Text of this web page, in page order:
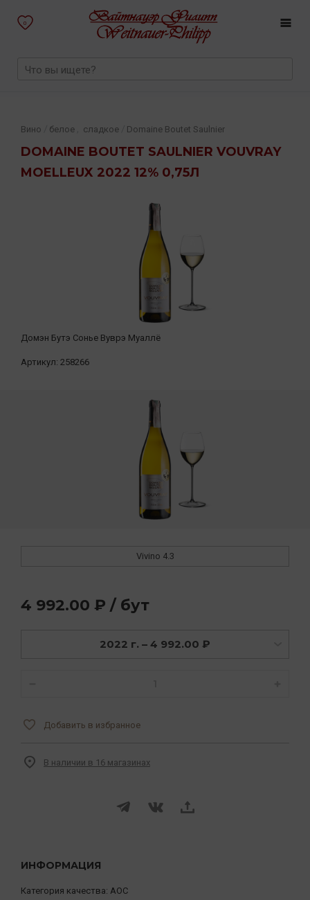
0
DOMAINE BOUTET SAULNIER VOUVRAY
MOELLEUX 2022 12% 0,75Л
Вино белое сладкое Domaine Boutet Saulnier
Домэн Бутэ Сонье Вуврэ Муаллё
Артикул: 258266
Vivino 4.3
ИНФОРМАЦИЯ
Категория качества: AOC
4 992.00 ₽ / бут
2022 г. – 4 992.00 ₽
Добавить в избранное
В наличии в 16 магазинах